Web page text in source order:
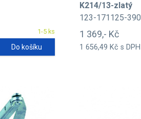
1-5 ks
Do košíku
K214/13-zlatý
123-171125-390
1 369,- Kč
1 656,49 Kč s DPH